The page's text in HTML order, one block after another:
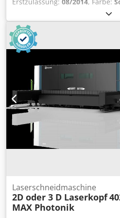
Exportkennzeichen /
Fahrzeugaufbereitung: Neue
Lackierungen etc. *
Ladungssicherung * TüV-
Überführung von
Fragen Sie unser geschultes
gerne. Reference no. for
Multichassi * Year of
Braking System * EBS,
suspension * Lift axle * air
+ yellow) * Connecting plug
pin * Lifting & lowering device *
Inspection: HU / AU 08.2027 *
weight: 43.000 kg * Empty
38.026 kg * zul.
SAF% * Tire condition 1. Axles:
385/55 R22,5 * Tire condition 2.
size: 385/55 R22,5 * Tire
Tire size: 385/55 R22,5 *
Tec VCC-01 * Mittel und
* Mulitchassi * 2x20/20/30/40/45
Erstzulassung: 08/2014, Farbe:
Leergewicht: 4.962 kg Achse 1:
Achse 2: links 10 mm rechts 10
Achse 3: links 10 mm rechts 10
stapeln!
Laserschneidmaschine
2D oder 3 D Laserkopf
MAX Photonik